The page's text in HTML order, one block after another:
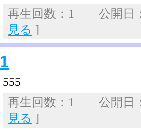
再生回数：1 公開
見る ]
1
555
再生回数：1 公開
見る ]